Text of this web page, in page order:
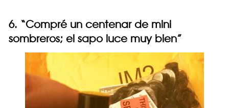
6. “Compré un centenar de mini
sombreros; el sapo luce muy bien”